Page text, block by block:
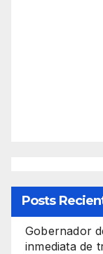
Posts
Gobernador
inmediata de